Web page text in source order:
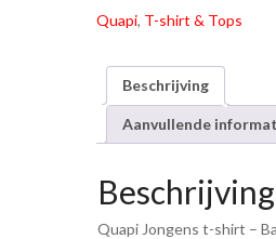
Quapi, T-shirt & Tops
Beschrijving
Aanvullende
Beschrijving
Quapi Jongens t-shirt –